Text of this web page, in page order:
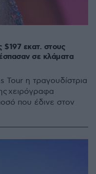
εκατ. στους
σε κλάματα
η τραγουδίστρια
χειρόγραφα
που έδινε στον